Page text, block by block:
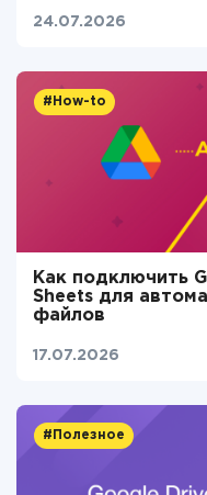
24.07.2026
#How-to
Как подключить
Sheets для
файлов
17.07.2026
#Полезное